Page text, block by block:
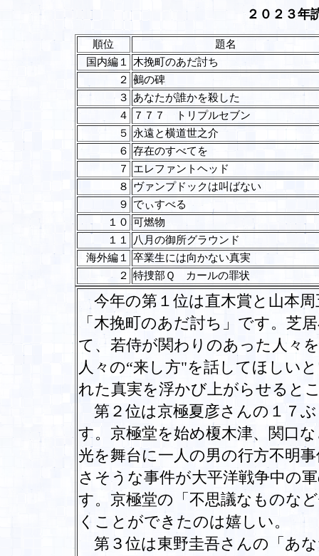
２０２３年
順位
題名
国内編１
木挽町のあだ討ち
２ 鵺の碑
３ あなたが誰かを殺した
４
７７７ トリプルセブン
５
永遠と横道世之介
６ 存在のすべてを
７
エレファントヘッド
８
ヴァンプドックは叫ばない
９
でぃすべる
１０ 可燃物
１１
八月の御所グラウンド
海外編１
卒業生には向かない真実
２ 特捜部Ｑ カールの罪状
今年の第１位は直木賞と山本
「木挽町のあだ討ち」です。芝
て、若侍が関わりのあった人々
人々の“来し方"を話してほしい
れた真実を浮かび上がらせると
第２位は京極夏彦さんの１７
す。京極堂を始め榎木津、関口
光を舞台に一人の男の行方不明
さそうな事件が大平洋戦争中の
す。京極堂の「不思議なものな
くことができたのは嬉しい。
第３位は東野圭吾さんの「あ